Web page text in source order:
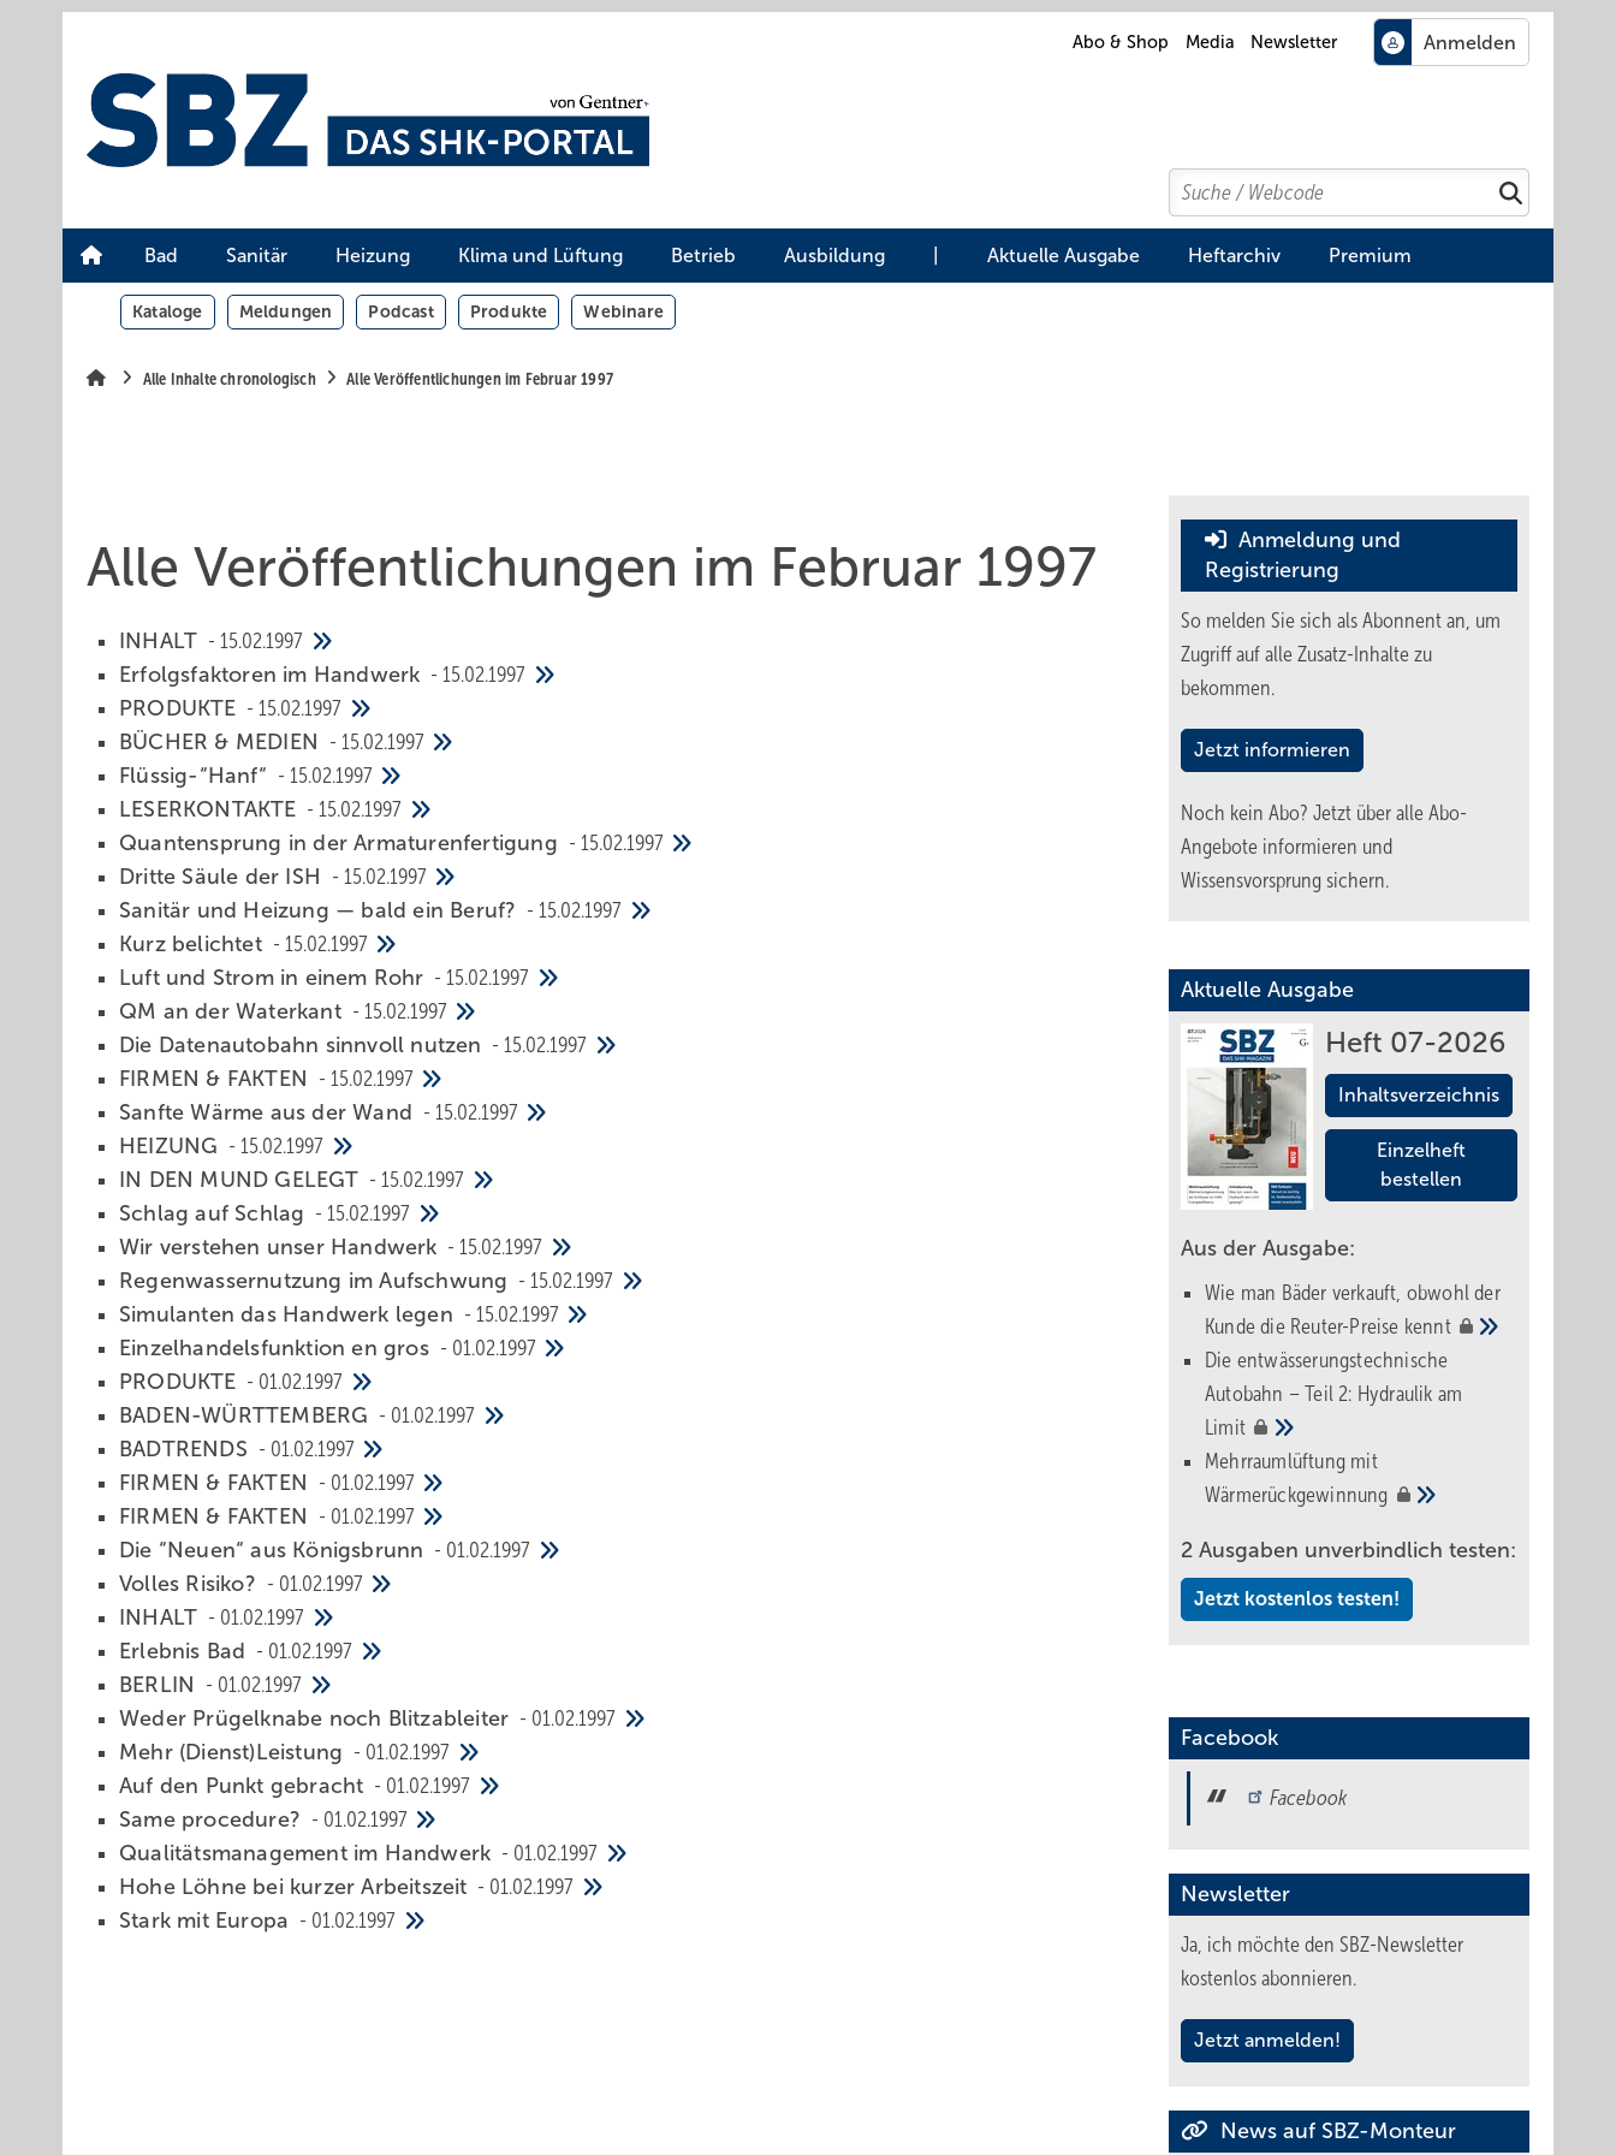
Abo & Shop Media Newsletter
Search
Suchen
Bad Sanitär Heizung Klima und Lüftung Betrieb Ausbildung Aktuelle Ausgabe Heftarchiv Premium
Kataloge Meldungen Podcast Produkte Webinare
Alle Inhalte chronologisch Alle Veröffentlichungen im Februar 1997
Alle Veröffentlichungen im Februar 1997
INHALT
15.02.1997
Erfolgsfaktoren im Handwerk
15.02.1997
PRODUKTE
15.02.1997
BÜCHER & MEDIEN
15.02.1997
Flüssig-“Hanf“
15.02.1997
LESERKONTAKTE
15.02.1997
Quantensprung in der Armaturenfertigung
15.02.1997
Dritte Säule der ISH
15.02.1997
Sanitär und Heizung — bald ein Beruf?
15.02.1997
Kurz belichtet
15.02.1997
Luft und Strom in einem Rohr
15.02.1997
QM an der Waterkant
15.02.1997
Die Datenautobahn sinnvoll nutzen
15.02.1997
FIRMEN & FAKTEN
15.02.1997
Sanfte Wärme aus der Wand
15.02.1997
HEIZUNG
15.02.1997
IN DEN MUND GELEGT
15.02.1997
Schlag auf Schlag
15.02.1997
Wir verstehen unser Handwerk
15.02.1997
Regenwassernutzung im Aufschwung
15.02.1997
Simulanten das Handwerk legen
15.02.1997
Einzelhandelsfunktion en gros
01.02.1997
PRODUKTE
01.02.1997
BADEN-WÜRTTEMBERG
01.02.1997
BADTRENDS
01.02.1997
FIRMEN & FAKTEN
01.02.1997
FIRMEN & FAKTEN
01.02.1997
Die “Neuen“ aus Königsbrunn
01.02.1997
Volles Risiko?
01.02.1997
INHALT
01.02.1997
Erlebnis Bad
01.02.1997
BERLIN
01.02.1997
Weder Prügelknabe noch Blitzableiter
01.02.1997
Mehr (Dienst)Leistung
01.02.1997
Auf den Punkt gebracht
01.02.1997
Same procedure?
01.02.1997
Qualitätsmanagement im Handwerk
01.02.1997
Hohe Löhne bei kurzer Arbeitszeit
01.02.1997
Stark mit Europa
01.02.1997
Anmeldung und
Registrierung
So melden Sie sich als Abonnent an, um
Zugriff auf alle Zusatz-Inhalte zu
bekommen.
Jetzt informieren
Noch kein Abo? Jetzt über alle Abo-
Angebote informieren und
Wissensvorsprung sichern.
Aktuelle Ausgabe
Heft 07-2026
Inhaltsverzeichnis
Einzelheft
bestellen
Aus der Ausgabe:
Wie man Bäder verkauft, obwohl der
Kunde die Reuter-Preise kennt
Die entwässerungstechnische
Autobahn – Teil 2: Hydraulik am
Limit
Mehrraumlüftung mit
Wärmerückgewinnung
2 Ausgaben unverbindlich testen:
Jetzt kostenlos testen!
Facebook
Facebook
Newsletter
Ja, ich möchte den SBZ-Newsletter
kostenlos abonnieren.
Jetzt anmelden!
News auf SBZ-Monteur